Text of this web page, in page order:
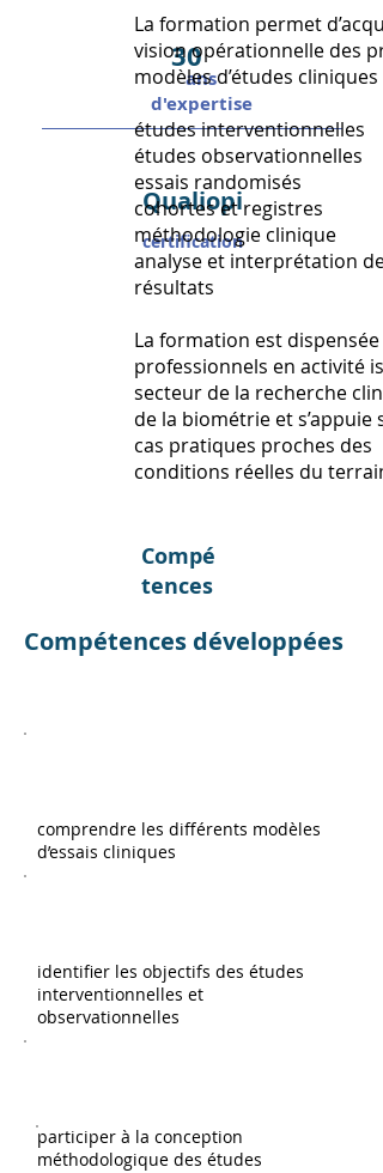
30
ans
d'expertise
Qualiopi
certification
La formation permet
vision opérationnelle des
modèles d’études cliniques :
études interventionnelles
études observationnelles
essais randomisés
cohortes et registres
méthodologie clinique
analyse et interprétation des
résultats
La formation est dispensée
professionnels en activité
secteur de la recherche
de la biométrie et s’appuie
cas pratiques proches des
conditions réelles du terrain.
Compé
tences
Compétences développées
comprendre les différents modèles
d’essais cliniques
identifier les objectifs des études
interventionnelles et
observationnelles
participer à la conception
méthodologique des études